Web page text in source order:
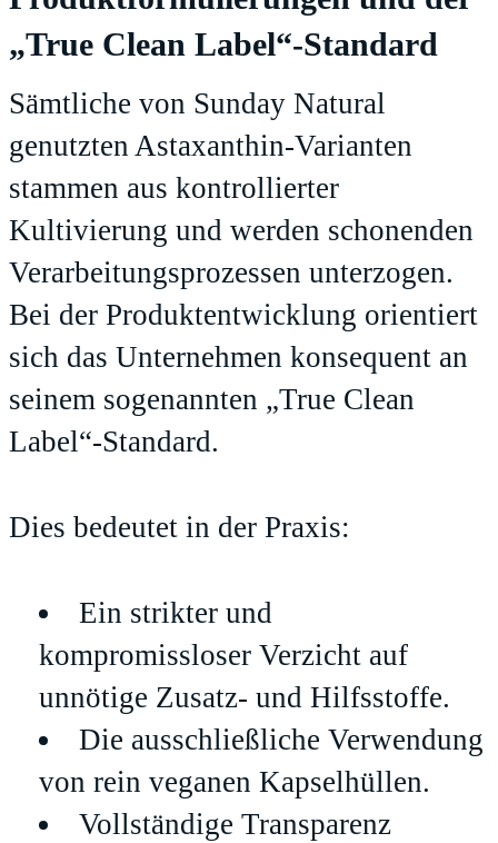
„True Clean Label“-Standard
Sämtliche von Sunday Natural
genutzten Astaxanthin-Varianten
stammen aus kontrollierter
Kultivierung und werden schonenden
Verarbeitungsprozessen unterzogen.
Bei der Produktentwicklung orientiert
sich das Unternehmen konsequent an
seinem sogenannten „True Clean
Label“-Standard.
Dies bedeutet in der Praxis:
Ein strikter und
kompromissloser Verzicht auf
unnötige Zusatz- und Hilfsstoffe.
Die ausschließliche Verwendung
von rein veganen Kapselhüllen.
Vollständige Transparenz